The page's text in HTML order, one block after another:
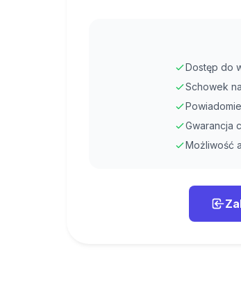
Dostęp do
Schowek
Gwarancja
Możliwość